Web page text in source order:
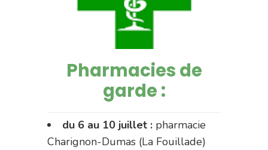
Pharmacies de
garde :
du 6 au 10 juillet : pharmacie
Charignon-Dumas (La Fouillade)